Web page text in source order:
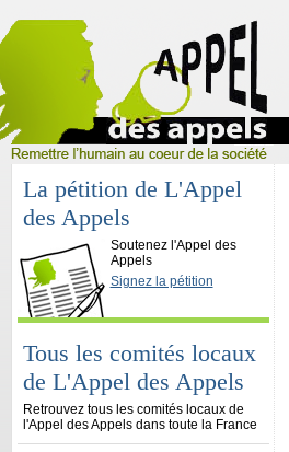
L'Appel des Appels
La pétition de L'Appel
des Appels
Soutenez l'Appel des
Appels
Signez la pétition
Tous les comités locaux
de L'Appel des Appels
Retrouvez tous les comités locaux de
l'Appel des Appels dans toute la France